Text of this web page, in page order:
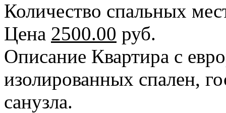
Количество спальных
Цена 2500.00 руб.
Описание Квартира с
изолированных спален,
санузла.